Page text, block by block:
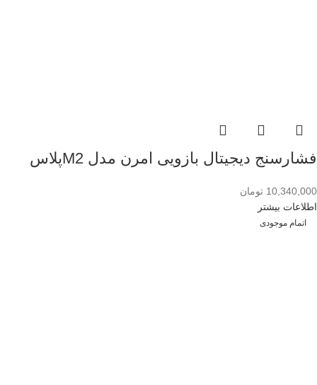
فشارسنج دیجیتال بازویی امرن مدل M2پلاس
10,340,000 تومان
اطلاعات بیشتر
اتمام موجودی